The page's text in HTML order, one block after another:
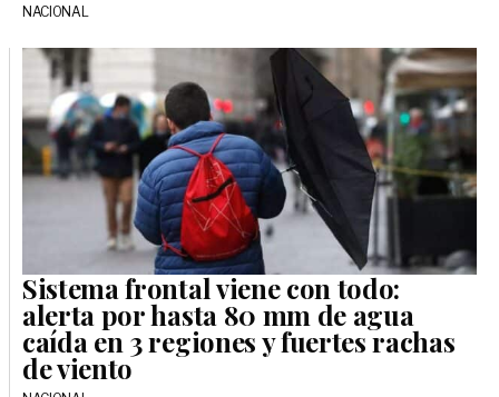
NACIONAL
Sistema frontal viene con todo:
alerta por hasta 80 mm de agua
caída en 3 regiones y fuertes rachas
de viento